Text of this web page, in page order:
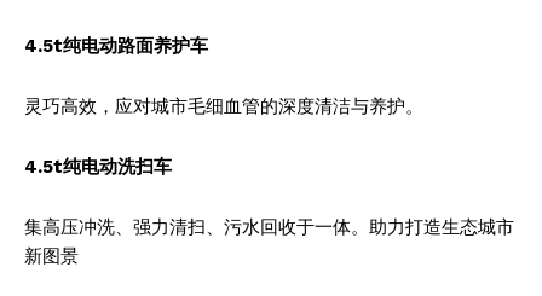
4.5t纯电动路面养护车
灵巧高效，应对城市毛细血管的深度清洁与养护。
4.5t纯电动洗扫车
集高压冲洗、强力清扫、污水回收于一体。助力打造生态城市
新图景